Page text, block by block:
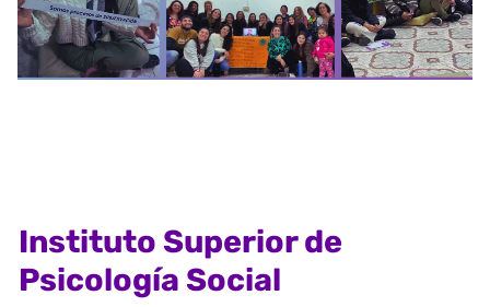
Instituto Superior de
Psicología Social